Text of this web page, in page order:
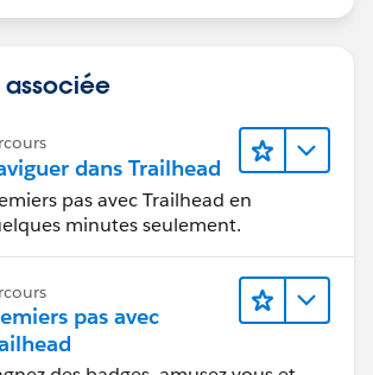
associée
dans Trailhead
pas avec Trailhead en
minutes seulement.
pas avec